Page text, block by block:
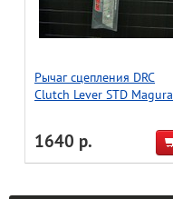
Рычаг сцепления DRC
Clutch Lever STD Magura
1640 р.